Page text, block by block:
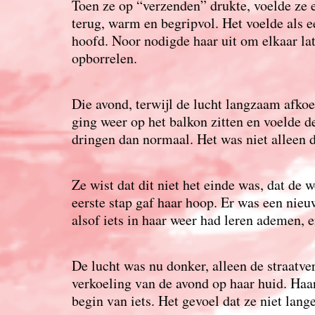
Toen ze op “verzenden” drukte, voelde
terug, warm en begripvol. Het voelde als
hoofd. Noor nodigde haar uit om elkaar
opborrelen.
Die avond, terwijl de lucht langzaam
ging weer op het balkon zitten en voelde
dringen dan normaal. Het was niet alleen
Ze wist dat dit niet het einde was, dat de
eerste stap gaf haar hoop. Er was een
alsof iets in haar weer had leren ademen,
De lucht was nu donker, alleen de
verkoeling van de avond op haar huid.
begin van iets. Het gevoel dat ze niet